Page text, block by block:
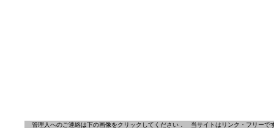
管理人へのご連絡は下の画像をクリックしてください．
当サイトはリンク・フリーで